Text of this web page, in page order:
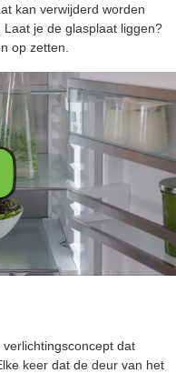
kan verwijderd worden
je de glasplaat liggen?
op zetten.
dat
keer dat de deur van het